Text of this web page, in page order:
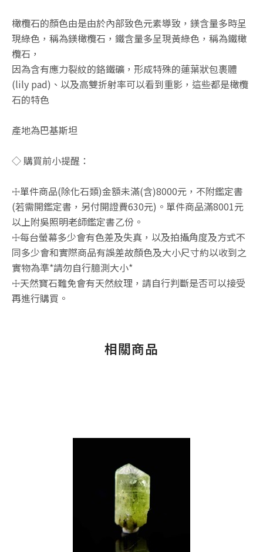
橄欖石的顏色由是由於內部致色元素導致，鎂含量多時呈
現綠色，稱為鎂橄欖石，鐵含量多呈現黃綠色，稱為鐵橄
欖石，
因為含有應力裂紋的鉻鐵礦，形成特殊的蓮葉狀包裹體
(lily pad)、以及高雙折射率可以看到重影，這些都是橄欖
石的特色
產地為巴基斯坦
◇ 購買前小提醒：
☩單件商品(除化石類)金額未滿(含)8000元，不附鑑定書
(若需開鑑定書，另付開證費630元)。單件商品滿8001元
以上附吳照明老師鑑定書乙份。
☩每台螢幕多少會有色差及失真，以及拍攝角度及方式不
同多少會和實際商品有誤差故顏色及大小尺寸約以收到之
實物為準*請勿自行臆測大小*
☩天然寶石難免會有天然紋理，請自行判斷是否可以接受
再進行購買。
相關商品